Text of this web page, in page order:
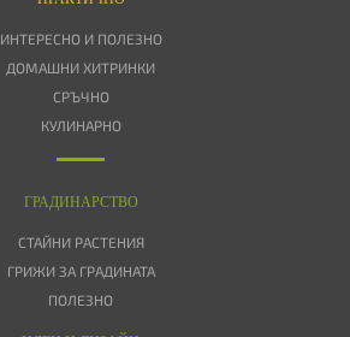
ИНТЕРЕСНО И ПОЛЕЗНО
ДОМАШНИ ХИТРИНКИ
СРЪЧНО
КУЛИНАРНО
ГРАДИНАРСТВО
СТАЙНИ РАСТЕНИЯ
ГРИЖИ ЗА ГРАДИНАТА
ПОЛЕЗНО